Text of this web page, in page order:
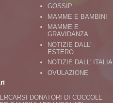
GOSSIP
MAMME E BAMBINI
MAMME E
GRAVIDANZA
NOTIZIE DALL'
ESTERO
NOTIZIE DALL' ITALIA
OVULAZIONE
DONATORI DI COCCOLE